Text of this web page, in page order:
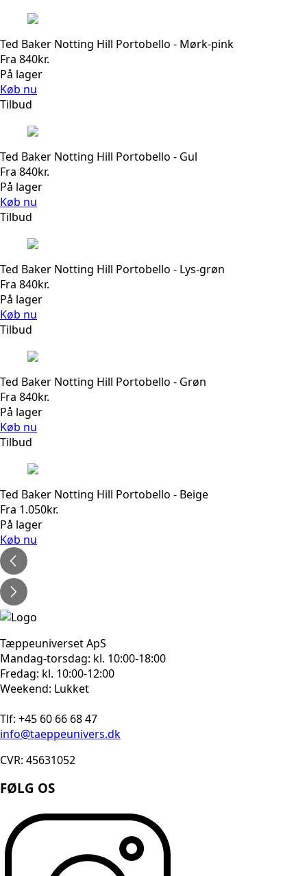
Ted Baker Notting Hill Portobello - Mørk-pink
Fra 840kr.
På lager
Køb nu
Tilbud
Ted Baker Notting Hill Portobello - Gul
Fra 840kr.
På lager
Køb nu
Tilbud
Ted Baker Notting Hill Portobello - Lys-grøn
Fra 840kr.
På lager
Køb nu
Tilbud
Ted Baker Notting Hill Portobello - Grøn
Fra 840kr.
På lager
Køb nu
Tilbud
Ted Baker Notting Hill Portobello - Beige
Fra 1.050kr.
På lager
Køb nu
Tæppeuniverset ApS
Mandag-torsdag: kl. 10:00-18:00
Fredag: kl. 10:00-12:00
Weekend: Lukket
Tlf: +45 60 66 68 47
info@taeppeunivers.dk
CVR: 45631052
FØLG OS